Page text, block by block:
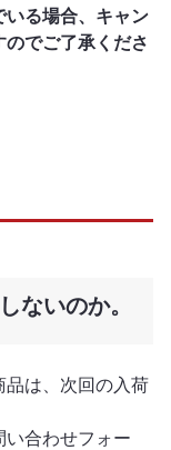
いる場合、キャン
でご了承くださ
ないのか。
品は、次回の入荷
い合わせフォー